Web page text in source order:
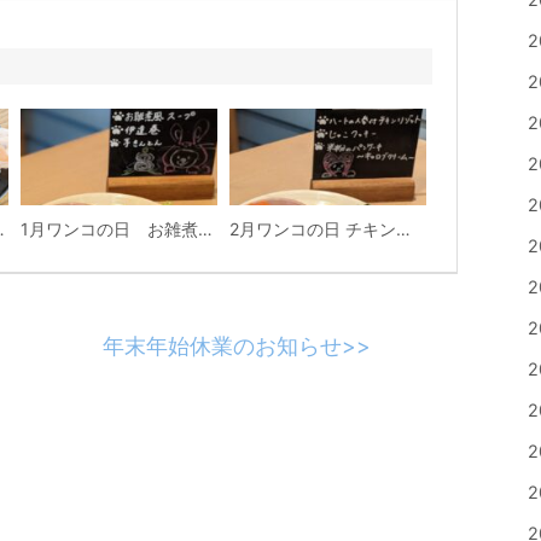
種類のパスタ 1月ワンコの日 お雑煮風スープ 2月ワンコの日 チキンリゾット
年末年始休業のお知らせ>>